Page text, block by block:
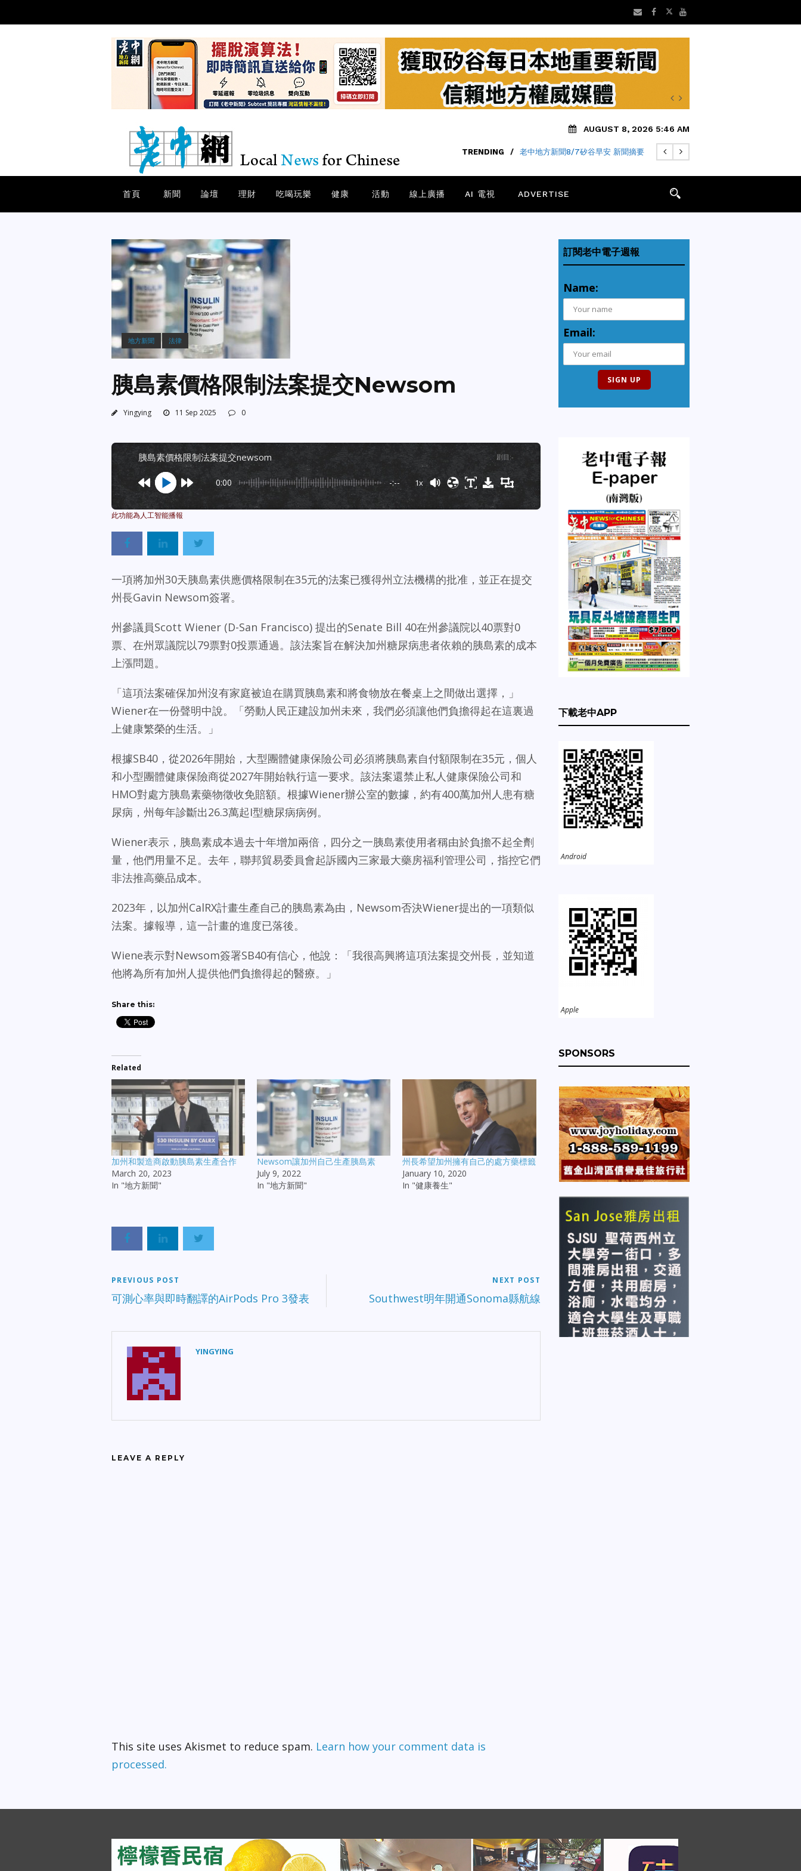
AUGUST 8, 2026 5:46 AM
TRENDING / 老中地方新聞8/7矽谷早安 新聞摘要
首頁 新聞 論壇 理財 吃喝玩樂 健康 活動 線上廣播 AI 電視 ADVERTISE
地方新聞 法律
胰島素價格限制法案提交Newsom
Yingying 11 Sep 2025 0
胰島素價格限制法案提交newsom 剧目 :-
0:00 -:-- 1x
Powered By
一項將加州30天胰島素供應價格限制在35元的法案已獲得州立法機構的批准，並正在提交
州長Gavin Newsom簽署。
州參議員Scott Wiener (D-San Francisco) 提出的Senate Bill 40在州參議院以40票對0
票、在州眾議院以79票對0投票通過。該法案旨在解決加州糖尿病患者依賴的胰島素的成本
上漲問題。
「這項法案確保加州沒有家庭被迫在購買胰島素和將食物放在餐桌上之間做出選擇，」
Wiener在一份聲明中說。「勞動人民正建設加州未來，我們必須讓他們負擔得起在這裏過
上健康繁榮的生活。」
根據SB40，從2026年開始，大型團體健康保險公司必須將胰島素自付額限制在35元，個人
和小型團體健康保險商從2027年開始執行這一要求。該法案還禁止私人健康保險公司和
HMO對處方胰島素藥物徵收免賠額。根據Wiener辦公室的數據，約有400萬加州人患有糖
尿病，州每年診斷出26.3萬起I型糖尿病病例。
Wiener表示，胰島素成本過去十年增加兩倍，四分之一胰島素使用者稱由於負擔不起全劑
量，他們用量不足。去年，聯邦貿易委員會起訴國內三家最大藥房福利管理公司，指控它們
非法推高藥品成本。
2023年，以加州CalRX計畫生產自己的胰島素為由，Newsom否決Wiener提出的一項類似
法案。據報導，這一計畫的進度已落後。
Wiene表示對Newsom簽署SB40有信心，他說：「我很高興將這項法案提交州長，並知道
他將為所有加州人提供他們負擔得起的醫療。」
Share this:
Related
加州和製造商啟動胰島素生產合作
March 20, 2023
In "地方新聞"
Newsom讓加州自己生產胰島素
July 9, 2022
In "地方新聞"
州長希望加州擁有自己的處方藥標籤
January 10, 2020
In "健康養生"
PREVIOUS POST
可測心率與即時翻譯的AirPods Pro 3發表
NEXT POST
Southwest明年開通Sonoma縣航線
YINGYING
LEAVE A REPLY
This site uses Akismet to reduce spam. Learn how your comment data is
processed.
訂閱老中電子週報
Name:
Email:
下載老中APP
Android
Apple
SPONSORS